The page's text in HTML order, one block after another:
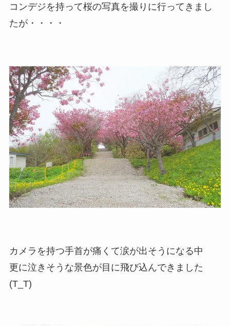
コンデジを持って桜の写真を撮りに行ってきまし
たが・・・・
カメラを持つ手首が痛くて涙が出そうになる中
更に泣きそうな景色が目に飛び込んできました
(T_T)